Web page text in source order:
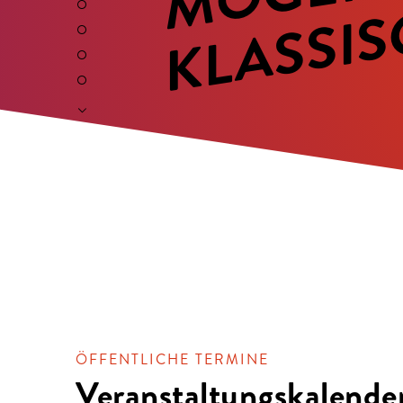
ÖFFENTLICHE TERMINE